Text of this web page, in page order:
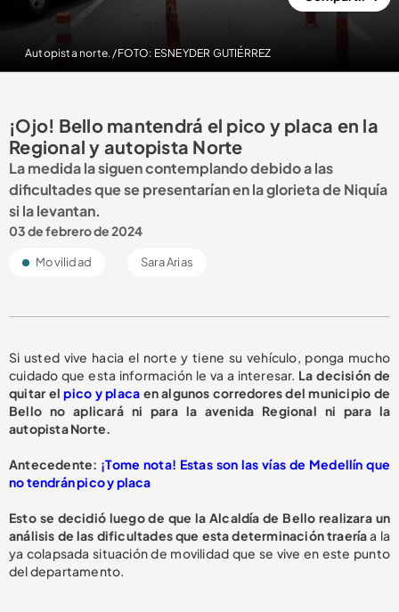
Autopista norte. /FOTO: ESNEYDER GUTIÉRREZ
¡Ojo! Bello mantendrá el pico y placa en la
Regional y autopista Norte
La medida la siguen contemplando debido a las
dificultades que se presentarían en la glorieta de Niquía
si la levantan.
03 de febrero de 2024
Movilidad Sara Arias
Si usted vive hacia el norte y tiene su vehículo, ponga mucho
cuidado que esta información le va a interesar. La decisión de
quitar elpico y placa en algunos corredores del municipio de
Bello no aplicará ni para la avenida Regional ni para la
autopista Norte.
Antecedente: ¡Tome nota! Estas son las vías de Medellín que
no tendrán pico y placa
Esto se decidió luego de que la Alcaldía de Bello realizara un
análisis de las dificultades que esta determinación traeríaa la
ya colapsada situación de movilidad que se vive en este punto
del departamento.